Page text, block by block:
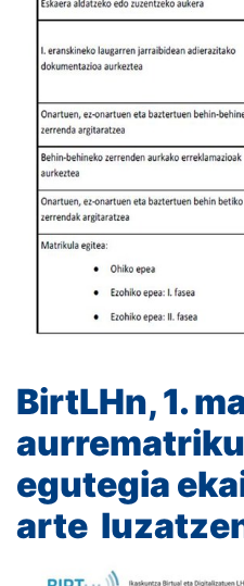
BirtLHn, 1.
egutegia
arte